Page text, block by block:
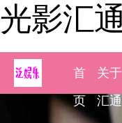
光影汇
首
页
关
汇